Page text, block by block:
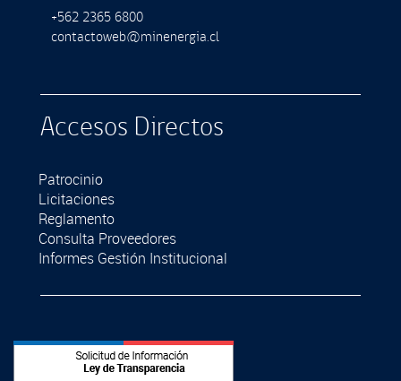
+562 2365 6800
contactoweb@minenergia.cl
Accesos Directos
Patrocinio
Licitaciones
Reglamento
Consulta Proveedores
Informes Gestión Institucional